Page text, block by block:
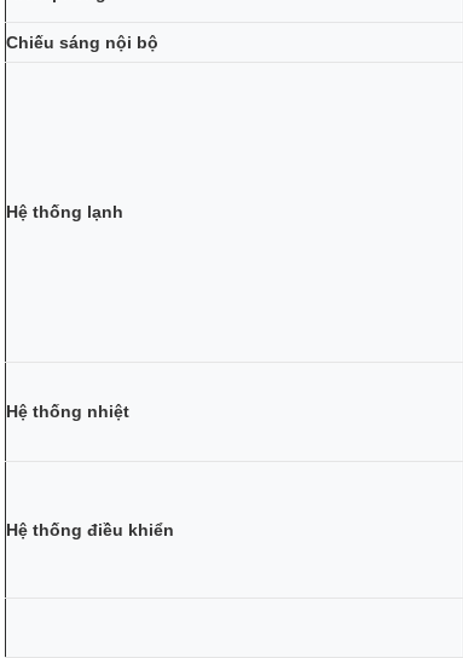
Chiếu sáng nội bộ
Hệ thống lạnh
Hệ thống nhiệt
Hệ thống điều khiển